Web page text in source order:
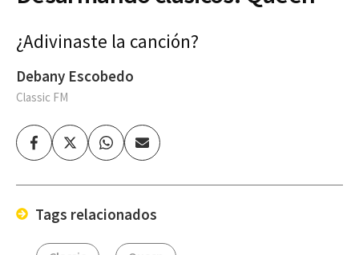
¿Adivinaste la canción?
Debany Escobedo
Classic FM
FacebookTwitterWhatsapp
Enviar
por
Tags relacionados